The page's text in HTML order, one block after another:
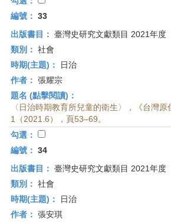
編號： 33
出版書目： 臺灣史研究文獻類目 2021年度
類別： 社會
時期(主題)：
日治
作者： 張耀宗
題名 (點擊閱讀)：
〈日治時期教育所兒童的衛生〉，《台灣原
1（2021.6），頁53–69。
勾選：
編號： 34
出版書目： 臺灣史研究文獻類目 2021年度
類別： 社會
時期(主題)：
日治
作者： 張安琪